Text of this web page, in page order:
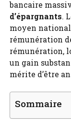
bancaire
d’épargnants.
moyen national
rémunération
rémunération,
un gain
mérite d’être
Sommaire